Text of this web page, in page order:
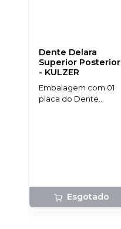
Dente Delara
Superior Posterior
- KULZER
Embalagem com 01
placa do Dente
Esgotado